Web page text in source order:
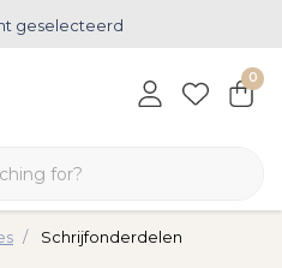
geselecteerd
0
Schrijfonderdelen